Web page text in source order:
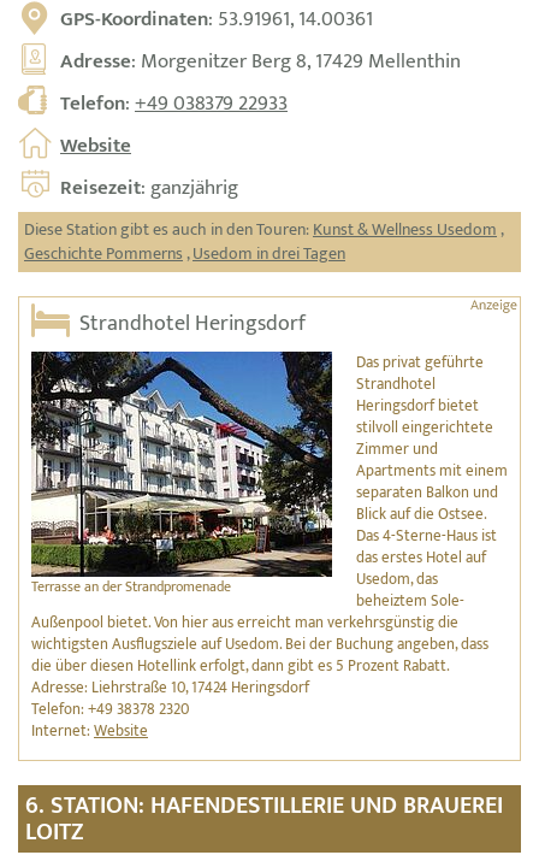
GPS-Koordinaten: 53.91961, 14.00361
Adresse: Morgenitzer Berg 8, 17429 Mellenthin
Telefon:+49 038379 22933
Website
Reisezeit: ganzjährig
Diese Station gibt es auch in den Touren:Kunst & Wellness Usedom,
Geschichte Pommerns,Usedom in drei Tagen
Strandhotel Heringsdorf
Terrasse an der Strandpromenade
Das privat geführte
Strandhotel
Heringsdorf bietet
stilvoll eingerichtete
Zimmer und
Apartments mit einem
separaten Balkon und
Blick auf die Ostsee.
Das 4-Sterne-Haus ist
das erstes Hotel auf
Usedom, das
beheiztem Sole-
Außenpool bietet. Von hier aus erreicht man verkehrsgünstig die
wichtigsten Ausflugsziele auf Usedom. Bei der Buchung angeben, dass
die über diesen Hotellink erfolgt, dann gibt es 5 Prozent Rabatt.
Adresse: Liehrstraße 10, 17424 Heringsdorf
Telefon: +49 38378 2320
Internet:Website
6. STATION: HAFENDESTILLERIE UND BRAUEREI
LOITZ